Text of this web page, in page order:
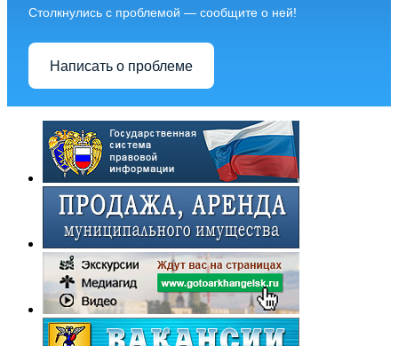
Столкнулись с проблемой — сообщите о ней!
Написать о проблеме